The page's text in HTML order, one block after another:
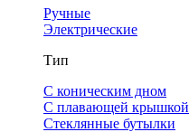
Ручные
Электрические
Тип
С коническим дном
С плавающей крышкой
Стеклянные бутылки